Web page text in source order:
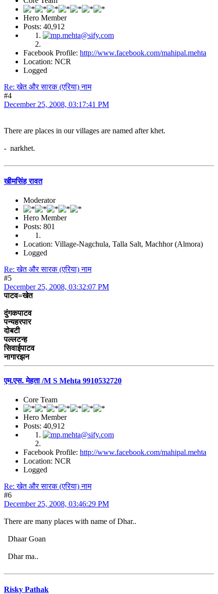
Hero Member
Posts: 40,912
Facebook Profile: http://www.facebook.com/mahipal.mehta
Location: NCR
Logged
Re: खेत और सारक (एरिया) नाम
#4
December 25, 2008, 03:17:41 PM
There are places in our villages are named after khet.
- narkhet.
खीमसिंह रावत
Moderator
Hero Member
Posts: 801
Location: Village-Nagchula, Talla Salt, Machhor (Almora)
Logged
Re: खेत और सारक (एरिया) नाम
#5
December 25, 2008, 03:32:07 PM
पाटव=खेत
दुंगकपाटव
पन्यहरपार
दोबटी
पल्लटन्ह
सिवाईपाटव
नागारझन
एम.एस. मेहता /M S Mehta 9910532720
Core Team
Hero Member
Posts: 40,912
Facebook Profile: http://www.facebook.com/mahipal.mehta
Location: NCR
Logged
Re: खेत और सारक (एरिया) नाम
#6
December 25, 2008, 03:46:29 PM
There are many places with name of Dhar..
Dhaar Goan
Dhar ma..
Risky Pathak